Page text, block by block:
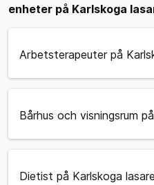
enheter på Karlskoga
Arbetsterapeuter på
Bårhus och visningsrum
Dietist på Karlskoga